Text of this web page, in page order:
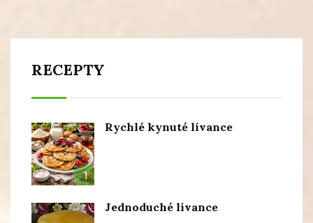
RECEPTY
1
Rychlé kynuté lívance
Jednoduché lívance